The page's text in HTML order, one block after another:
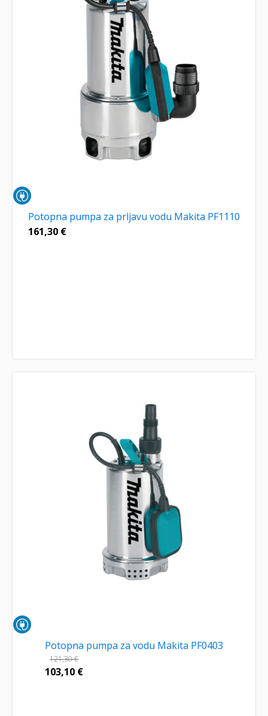
Potopna pumpa za prljavu vodu Makita PF1110
161,30 €
Potopna pumpa za vodu Makita PF0403
121,30€
103,10 €